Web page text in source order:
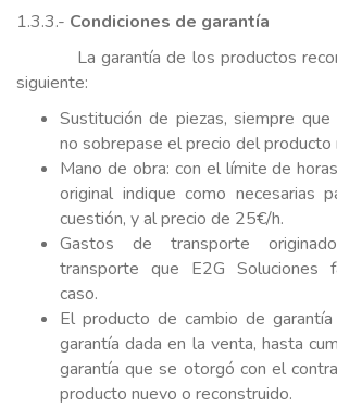
1.3.3.- Condiciones de garantía
La garantía de los productos
siguiente:
Sustitución de piezas, siempre
no sobrepase el precio del producto
Mano de obra: con el límite de
original indique como necesarias
cuestión, y al precio de 25€/h.
Gastos de transporte
transporte que E2G Soluciones
caso.
El producto de cambio de
garantía dada en la venta, hasta
garantía que se otorgó con el
producto nuevo o reconstruido.